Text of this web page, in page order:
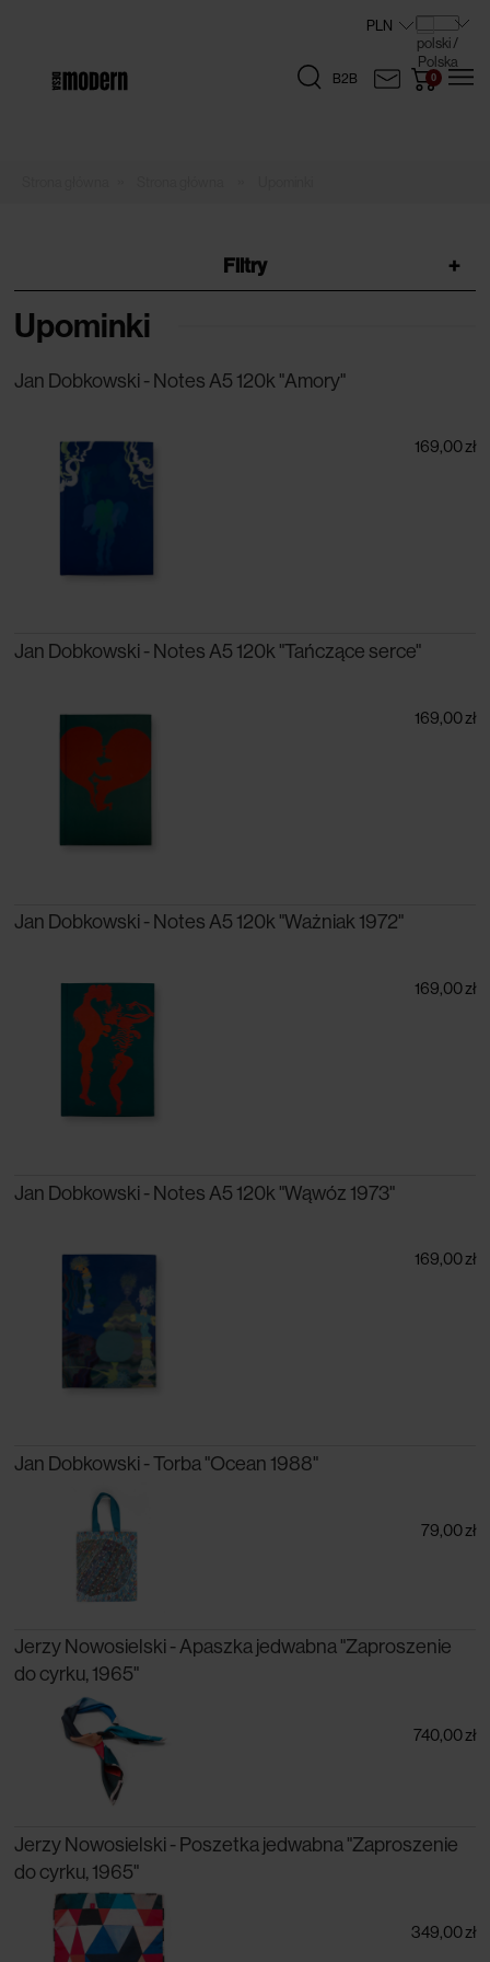
B2B
Filtry +
Upominki
Jan Dobkowski - Notes A5 120k "Amory"
169,00 zł
Jan Dobkowski - Notes A5 120k "Tańczące serce"
169,00 zł
Jan Dobkowski - Notes A5 120k "Ważniak 1972"
169,00 zł
Jan Dobkowski - Notes A5 120k "Wąwóz 1973"
169,00 zł
Jan Dobkowski - Torba "Ocean 1988"
79,00 zł
Jerzy Nowosielski - Apaszka jedwabna "Zaproszenie
do cyrku, 1965"
740,00 zł
Jerzy Nowosielski - Poszetka jedwabna "Zaproszenie
do cyrku, 1965"
349,00 zł